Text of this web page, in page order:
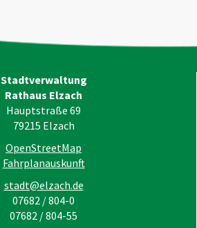
Stadtverwaltung
Rathaus Elzach
Hauptstraße 69
79215 Elzach
OpenStreetMap
Fahrplanauskunft
stadt@elzach.de
07682 / 804-0
07682 / 804-55